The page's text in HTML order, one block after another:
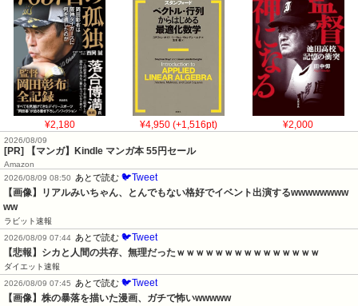
¥2,180 ¥4,950 (+1,516pt) ¥2,000
2026/08/09
[PR] 【マンガ】Kindle マンガ本 55円セール
Amazon
2026/08/09 08:50
あとで読む 🐦Tweet
【画像】リアルみいちゃん、とんでもない格好でイベント出演するwwwwwwww
ww
ラビット速報
2026/08/09 07:44 あとで読む 🐦Tweet
【悲報】シカと人間の共存、無理だったｗｗｗｗｗｗｗｗｗｗｗｗｗｗｗ
ダイエット速報
2026/08/09 07:45
あとで読む 🐦Tweet
【画像】株の暴落を描いた漫画、ガチで怖いwwwww